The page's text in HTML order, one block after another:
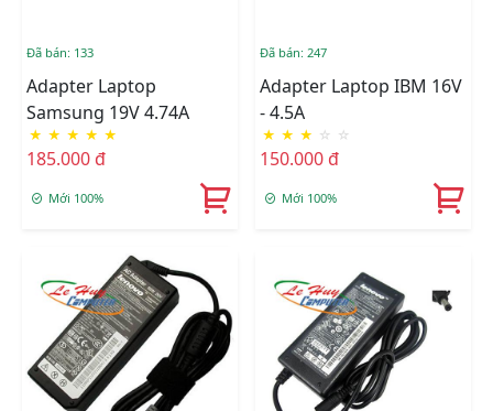
Đã bán: 133
Adapter Laptop
Samsung 19V 4.74A
★ ★ ★ ★ ★
185.000 đ
Mới 100%
Đã bán: 247
Adapter Laptop IBM 16V
- 4.5A
★ ★ ★ ☆ ☆
150.000 đ
Mới 100%